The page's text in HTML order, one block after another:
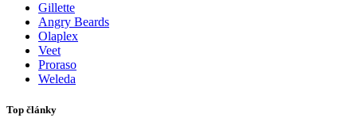
Gillette
Angry Beards
Olaplex
Veet
Proraso
Weleda
Top články